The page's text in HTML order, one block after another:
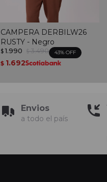
CAMPERA DERBILW26
RUSTY - Negro
$ 1.990 $ 3.490 43
$ 1.692
Envios
a todo el país